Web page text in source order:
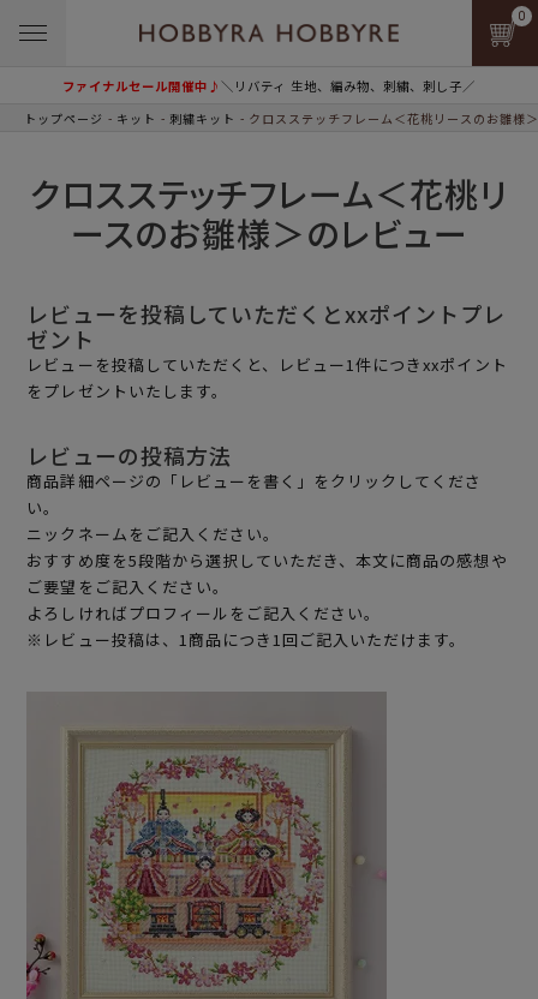
ファイナルセール開催中♪＼リバティ 生地、編み物、刺繍、刺し子／
0
トップページ キット 刺繍キット クロスステッチフレーム＜花桃リースのお雛様
クロスステッチフレーム＜花桃リ
ースのお雛様＞のレビュー
レビューを投稿していただくとxxポイントプレ
ゼント
レビューを投稿していただくと、レビュー1件につきxxポイント
をプレゼントいたします。
レビューの投稿方法
商品詳細ページの「レビューを書く」をクリックしてくださ
い。
ニックネームをご記入ください。
おすすめ度を5段階から選択していただき、本文に商品の感想や
ご要望をご記入ください。
よろしければプロフィールをご記入ください。
※レビュー投稿は、1商品につき1回ご記入いただけます。